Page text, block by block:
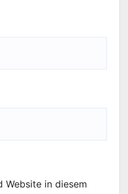
Website in diesem